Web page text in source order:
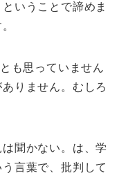
いうことで諦めま
も思っていません
りません。むしろ
聞かない。は、学
言葉で、批判して